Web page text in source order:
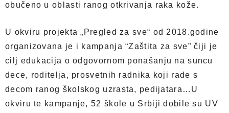
obučeno u oblasti ranog otkrivanja raka kože.
U okviru projekta „Pregled za sve“ od 2018.godine
organizovana je i kampanja “Zaštita za sve” čiji je
cilj edukacija o odgovornom ponašanju na suncu
dece, roditelja, prosvetnih radnika koji rade s
decom ranog školskog uzrasta, pedijatara…U
okviru te kampanje, 52 škole u Srbiji dobile su UV